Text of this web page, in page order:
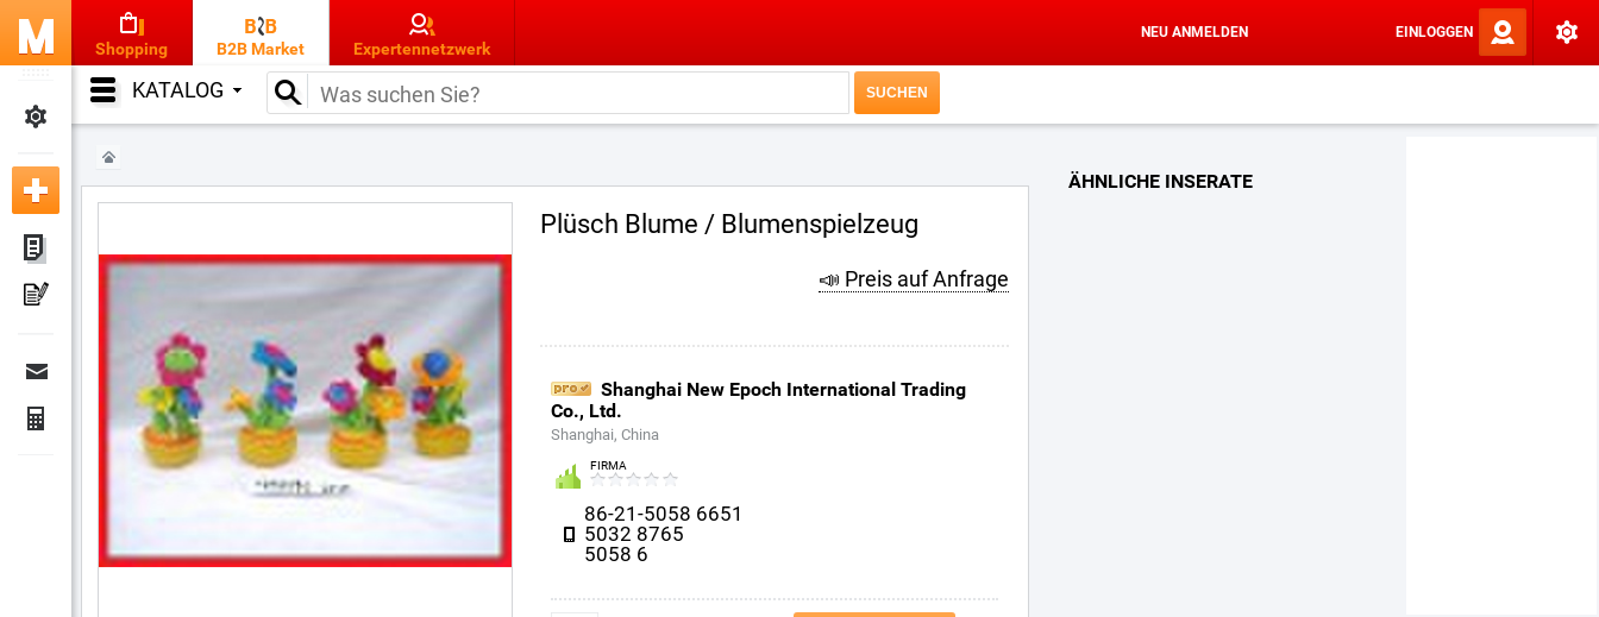
Shopping B2B Market Expertennetzwerk
NEU ANMELDEN EINLOGGEN
KATALOG
Plüsch Blume / Blumenspielzeug
📣 Preis auf Anfrage
Shanghai New Epoch International Trading
Co., Ltd.
Shanghai, China
FIRMA
86-21-5058 6651
5032 8765
5058 6
ÄHNLICHE INSERATE